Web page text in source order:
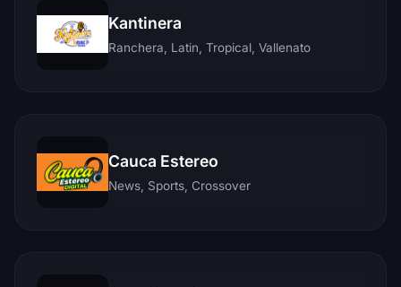
Kantinera
Ranchera, Latin, Tropical, Vallenato
Cauca Estereo
News, Sports, Crossover